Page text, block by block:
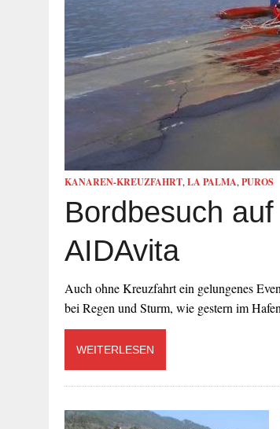
KANAREN-KREUZFAHRT, LA PALMA, PUROS
Bordbesuch
AIDAvita
Auch ohne Kreuzfahrt ein gelungenes
bei Regen und Sturm, wie gestern im
WEITERLESEN